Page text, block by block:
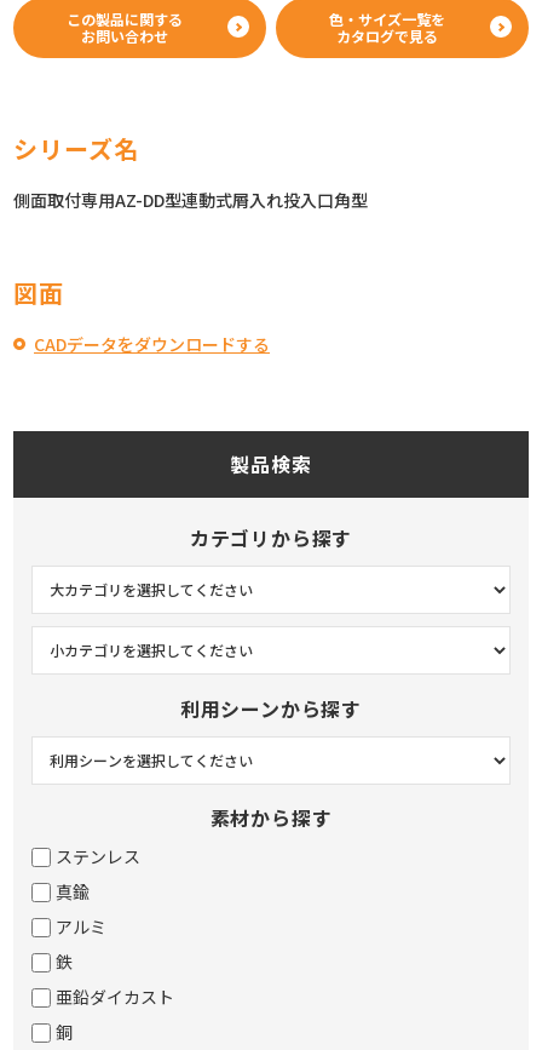
この製品に関する
お問い合わせ
色・サイズ一覧を
カタログで見る
シリーズ名
側面取付専用AZ-DD型連動式屑入れ投入口角型
図面
CADデータをダウンロードする
製品検索
カテゴリから探す
利用シーンから探す
素材から探す
ステンレス
真鍮
アルミ
鉄
亜鉛ダイカスト
銅